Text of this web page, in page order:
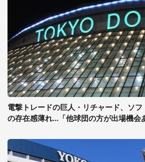
電撃トレードの巨人・リチャード、ソ
の存在感薄れ...「他球団の方が出場機会